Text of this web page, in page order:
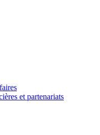
et partenariats